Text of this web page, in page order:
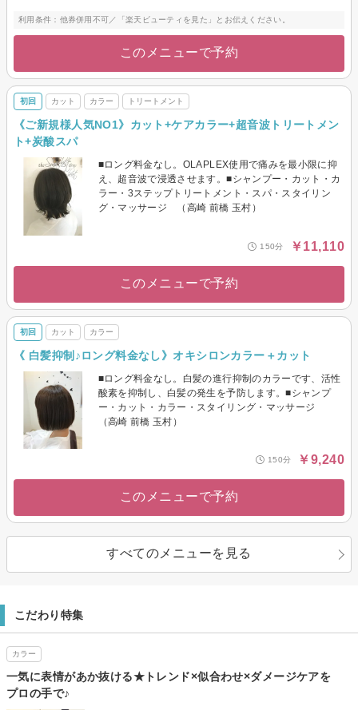
利用条件：他券併用不可／「楽天ビューティを見た」とお伝えください。
このメニューで予約
初回 カット カラー トリートメント
《ご新規様人気NO1》カット+ケアカラー+超音波トリートメン
ト+炭酸スパ
■ロング料金なし。OLAPLEX使用で痛みを最小限に抑
え、超音波で浸透させます。■シャンプー・カット・カ
ラー・3ステップトリートメント・スパ・スタイリン
グ・マッサージ （高崎 前橋 玉村）
150分 ￥11,110
このメニューで予約
初回 カット カラー
《 白髪抑制♪ロング料金なし》オキシロンカラー＋カット
■ロング料金なし。白髪の進行抑制のカラーです、活性
酸素を抑制し、白髪の発生を予防します。■シャンプ
ー・カット・カラー・スタイリング・マッサージ
（高崎 前橋 玉村）
150分 ￥9,240
このメニューで予約
すべてのメニューを見る
こだわり特集
カラー
一気に表情があか抜ける★トレンド×似合わせ×ダメージケアを
プロの手で♪